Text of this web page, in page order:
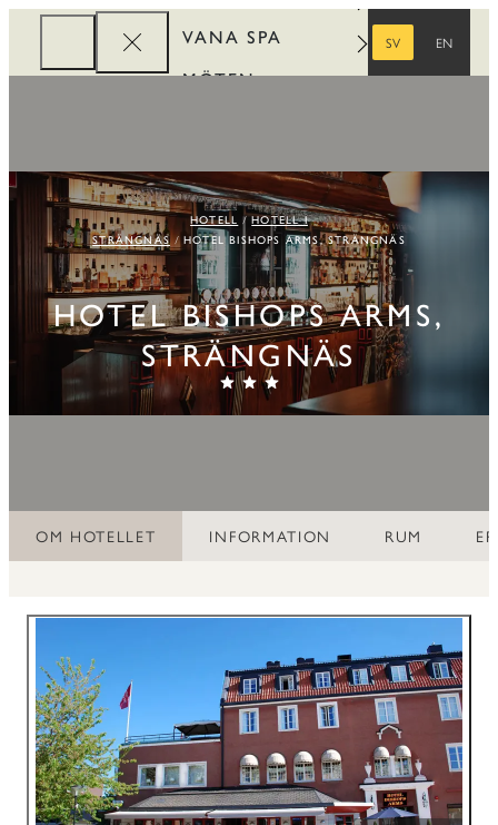
VANA SPA
MÖTEN
SV
EN
HOTELL
HOTELL I
STRÄNGNÄS
HOTEL BISHOPS ARMS, STRÄNGNÄS
HOTEL BISHOPS ARMS,
STRÄNGNÄS
OM HOTELLET INFORMATION RUM